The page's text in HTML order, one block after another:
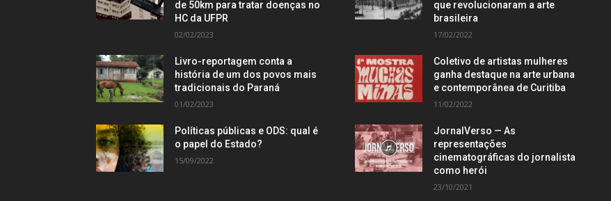
de 50km para tratar doenças no
HC da UFPR
02/02/2023
Livro-reportagem conta a
história de um dos povos mais
tradicionais do Paraná
01/02/2023
Políticas públicas e ODS: qual é
o papel do Estado?
15/09/2022
que revolucionaram a arte
brasileira
17/02/2022
Coletivo de artistas mulheres
ganha destaque na arte urbana
e contemporânea de Curitiba
11/02/2022
JornalVerso — As
representações
cinematográficas do jornalista
como herói
23/10/2021